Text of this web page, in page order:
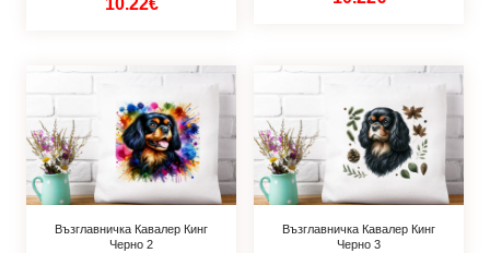
10.22€
Възглавничка Кавалер Кинг
Черно 2
Възглавничка Кавалер Кинг
Черно 3